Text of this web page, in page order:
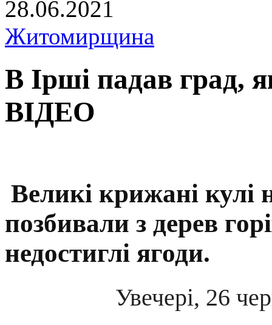
28.06.2021
Житомирщина
В Ірші падав град,
ВІДЕО
Великі крижані кулі
позбивали з дерев
недостиглі ягоди.
Увечері, 26